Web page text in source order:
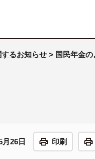
るお知らせ > 国民年金の
26日 印刷